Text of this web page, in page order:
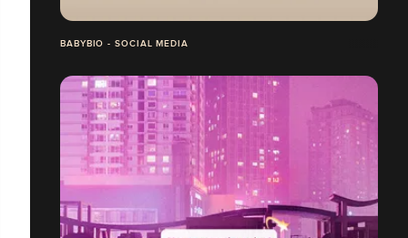
BABYBIO - SOCIAL MEDIA